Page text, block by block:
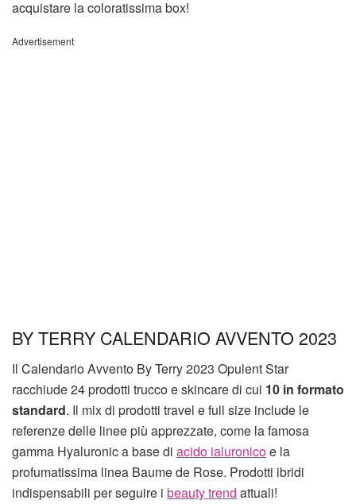
acquistare la coloratissima box!
Advertisement
BY TERRY CALENDARIO AVVENTO 2023
Il Calendario Avvento By Terry 2023 Opulent Star
racchiude 24 prodotti trucco e skincare di cui 10 in formato
standard. Il mix di prodotti travel e full size include le
referenze delle linee più apprezzate, come la famosa
gamma Hyaluronic a base di acido ialuronicoe la
profumatissima linea Baume de Rose. Prodotti ibridi
indispensabili per seguire i beauty trend attuali!